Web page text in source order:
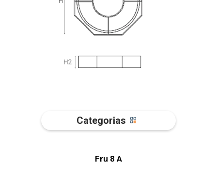
Categorias
Fru 8 A